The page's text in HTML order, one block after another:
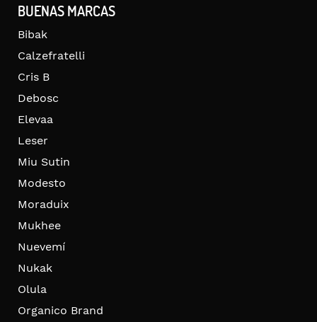
BUENAS MARCAS
Bibak
Calzefratelli
Cris B
Debosc
Elevaa
Leser
Miu Sutin
Modesto
Moraduix
Mukhee
Nuevemí
Nukak
Olula
Organico Brand